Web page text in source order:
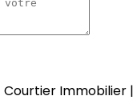
Immobilier |